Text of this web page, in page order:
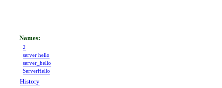
2
server hello
server_hello
ServerHello
History